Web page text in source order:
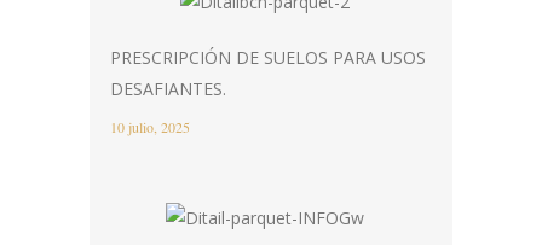
PRESCRIPCIÓN DE SUELOS PARA USOS
DESAFIANTES.
10 julio, 2025